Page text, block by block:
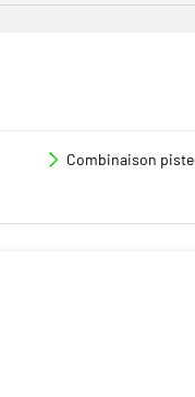
Combinaison piste